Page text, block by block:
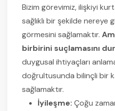
Bizim görevimiz, ilişkiyi
sağlıklı bir şekilde
görmesini sağlamaktır.
birbirini suçlamasını
duygusal ihtiyaçları
doğrultusunda bilinçli bir
sağlamaktır.
İyileşme: Çoğu